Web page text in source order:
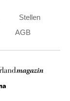
Stellen
AGB